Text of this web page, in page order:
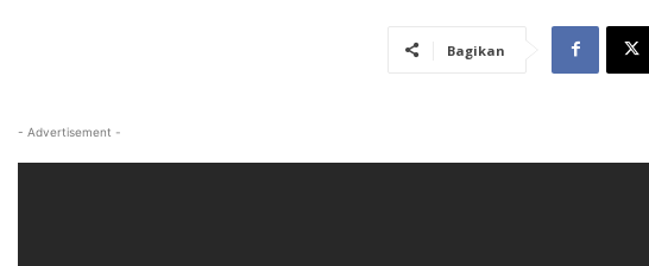
Bagikan
- Advertisement -